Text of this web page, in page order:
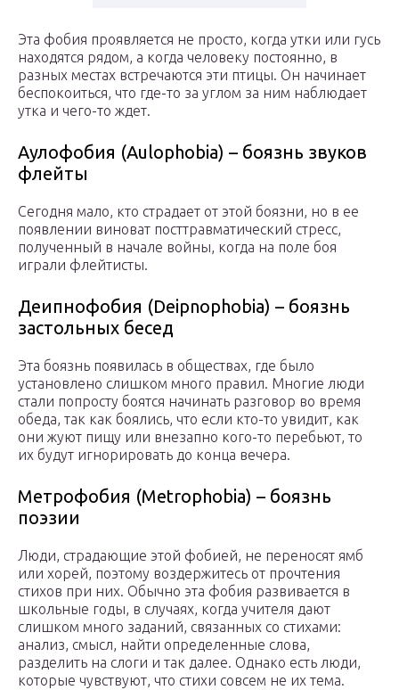
Эта фобия проявляется не просто, когда утки или гусь
находятся рядом, а когда человеку постоянно, в
разных местах встречаются эти птицы. Он начинает
беспокоиться, что где-то за углом за ним наблюдает
утка и чего-то ждет.
Аулофобия (Aulophobia) – боязнь звуков
флейты
Сегодня мало, кто страдает от этой боязни, но в ее
появлении виноват посттравматический стресс,
полученный в начале войны, когда на поле боя
играли флейтисты.
Деипнофобия (Deipnophobia) – боязнь
застольных бесед
Эта боязнь появилась в обществах, где было
установлено слишком много правил. Многие люди
стали попросту боятся начинать разговор во время
обеда, так как боялись, что если кто-то увидит, как
они жуют пищу или внезапно кого-то перебьют, то
их будут игнорировать до конца вечера.
Метрофобия (Metrophobia) – боязнь
поэзии
Люди, страдающие этой фобией, не переносят ямб
или хорей, поэтому воздержитесь от прочтения
стихов при них. Обычно эта фобия развивается в
школьные годы, в случаях, когда учителя дают
слишком много заданий, связанных со стихами:
анализ, смысл, найти определенные слова,
разделить на слоги и так далее. Однако есть люди,
которые чувствуют, что стихи совсем не их тема.